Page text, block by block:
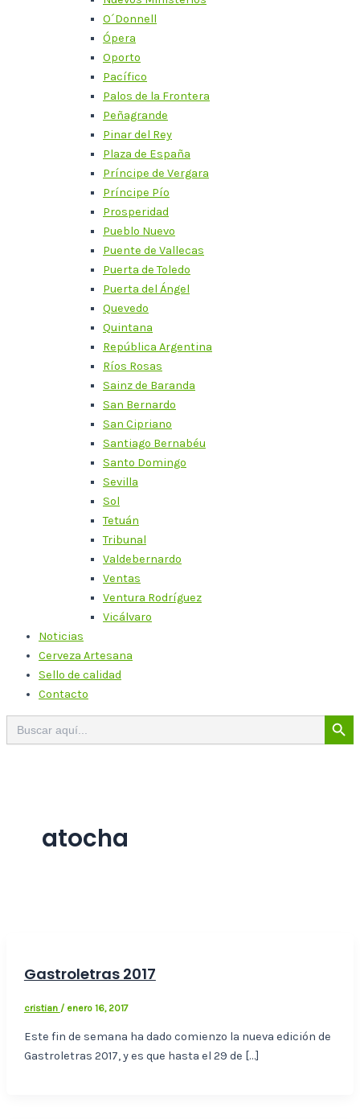
O´Donnell
Ópera
Oporto
Pacífico
Palos de la Frontera
Peñagrande
Pinar del Rey
Plaza de España
Príncipe de Vergara
Príncipe Pío
Prosperidad
Pueblo Nuevo
Puente de Vallecas
Puerta de Toledo
Puerta del Ángel
Quevedo
Quintana
República Argentina
Ríos Rosas
Sainz de Baranda
San Bernardo
San Cipriano
Santiago Bernabéu
Santo Domingo
Sevilla
Sol
Tetuán
Tribunal
Valdebernardo
Ventas
Ventura Rodríguez
Vicálvaro
Noticias
Cerveza Artesana
Sello de calidad
Contacto
Buscar:
Botón de
atocha
Gastroletras 2017
cristian / enero 16, 2017
Este fin de semana ha dado comienzo la nueva edición de
Gastroletras 2017, y es que hasta el 29 de […]